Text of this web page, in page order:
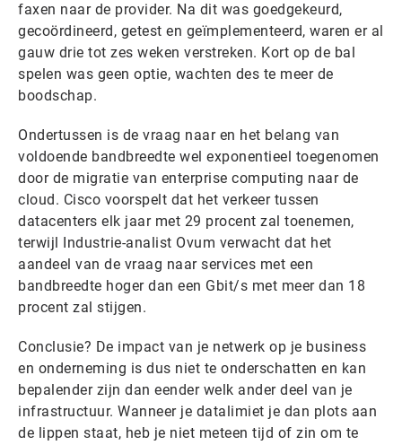
faxen naar de provider. Na dit was goedgekeurd,
gecoördineerd, getest en geïmplementeerd, waren er al
gauw drie tot zes weken verstreken. Kort op de bal
spelen was geen optie, wachten des te meer de
boodschap.
Ondertussen is de vraag naar en het belang van
voldoende bandbreedte wel exponentieel toegenomen
door de migratie van enterprise computing naar de
cloud. Cisco voorspelt dat het verkeer tussen
datacenters elk jaar met 29 procent zal toenemen,
terwijl Industrie-analist Ovum verwacht dat het
aandeel van de vraag naar services met een
bandbreedte hoger dan een Gbit/s met meer dan 18
procent zal stijgen.
Conclusie? De impact van je netwerk op je business
en onderneming is dus niet te onderschatten en kan
bepalender zijn dan eender welk ander deel van je
infrastructuur. Wanneer je datalimiet je dan plots aan
de lippen staat, heb je niet meteen tijd of zin om te